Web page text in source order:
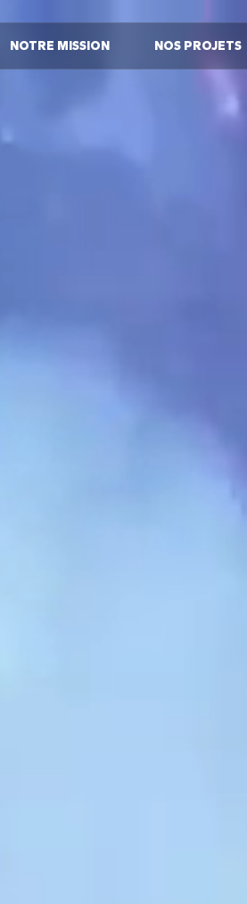
NOTRE MISSION NOS PROJETS